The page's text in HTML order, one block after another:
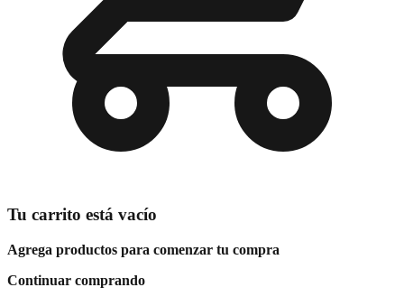
Tu carrito está vacío
Agrega productos para comenzar tu compra
Continuar comprando